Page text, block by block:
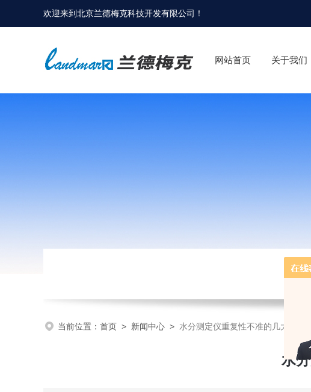
欢迎来到北京兰德梅克科技开发有限公司 ！
网站首页 关于我们
当前位置： 首页 > 新闻中心 > 水分测定仪重复性不准的几大原因
水